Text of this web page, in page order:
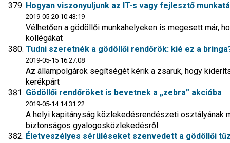
Hogyan viszonyuljunk az IT-s vagy fejlesztő
2019-05-20 10:43:19
Vélhetően a gödöllői munkahelyeken is megesett már,
kollégákat
Tudni szeretnék a gödöllői rendőrök: kié ez a
2019-05-15 16:27:08
Az állampolgárok segítségét kérik a zsaruk, hogy
kerékpárt
Gödöllői rendőröket is bevetnek a „zebra” akcióba
2019-05-14 14:31:22
A helyi kapitányság közlekedésrendészeti osztályának
biztonságos gyalogosközlekedésről
Életveszélyes sérüléseket szenvedett a gödöllői